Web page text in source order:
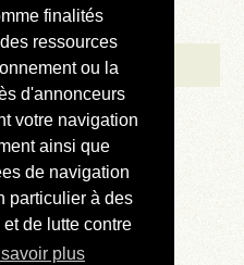
finalités
ressources
ou la
d'annonceurs
votre navigation
ainsi que
de navigation
particulier à des
de lutte contre
plus